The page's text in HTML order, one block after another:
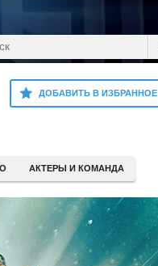
ДОБАВИТЬ В ИЗБРАННОЕ
АКТЕРЫ И КОМАНДА